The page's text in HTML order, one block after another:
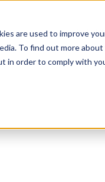
are used to improve
To find out more about
order to comply with